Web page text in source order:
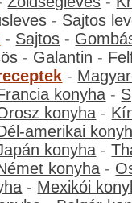
- Sajtos
- Sajtos -
- Galantin -
-
konyha -
konyha -
amerikai
konyha -
konyha -
- Mexikói